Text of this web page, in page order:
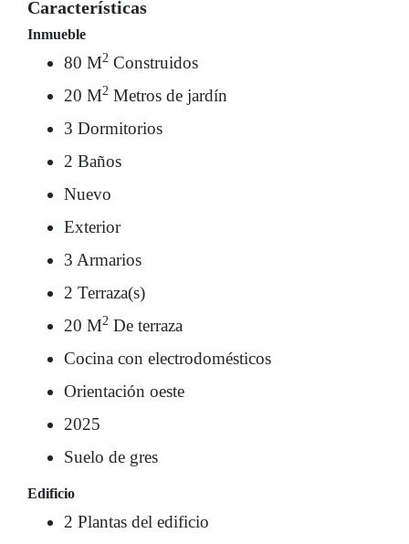
Características
Inmueble
80 M2 Construidos
20 M2 Metros de jardín
3 Dormitorios
2 Baños
Nuevo
Exterior
3 Armarios
2 Terraza(s)
20 M2 De terraza
Cocina con electrodomésticos
Orientación oeste
2025
Suelo de gres
Edificio
2 Plantas del edificio